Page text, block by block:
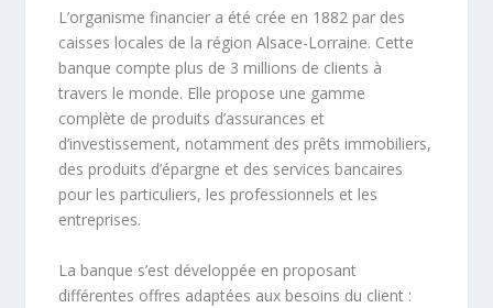
L’organisme financier a été crée en 1882 par des
caisses locales de la région Alsace-Lorraine. Cette
banque compte plus de 3 millions de clients à
travers le monde. Elle propose une gamme
complète de produits d’assurances et
d’investissement, notamment des prêts immobiliers,
des produits d’épargne et des services bancaires
pour les particuliers, les professionnels et les
entreprises.
La banque s’est développée en proposant
différentes offres adaptées aux besoins du client :